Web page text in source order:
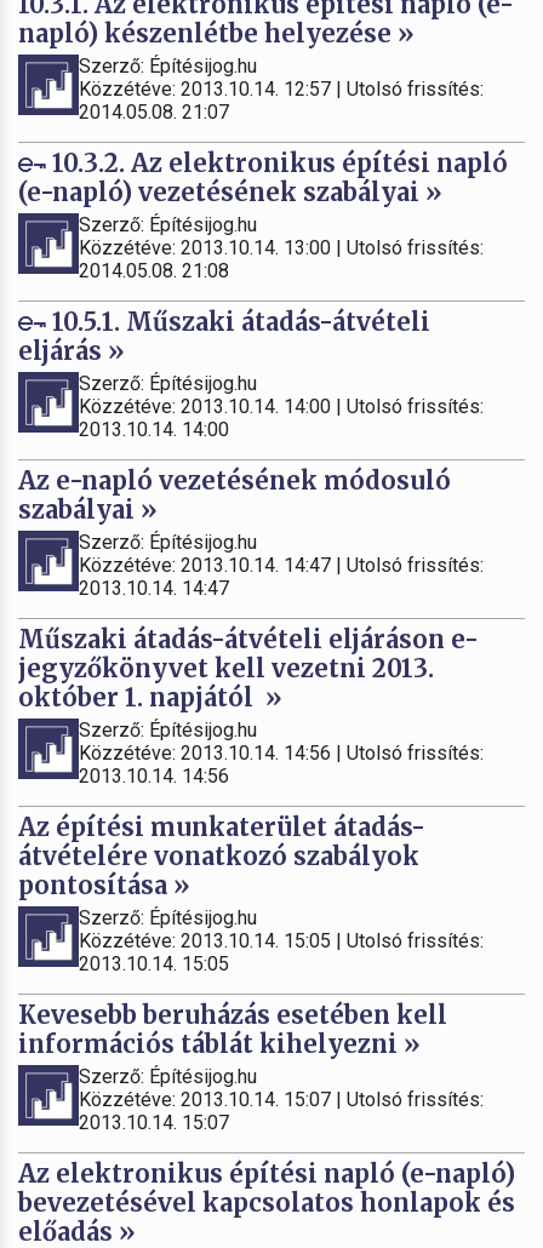
napló) készenlétbe helyezése »
Szerző: Építésijog.hu
Közzétéve: 2013.10.14. 12:57 | Utolsó frissítés:
2014.05.08. 21:07
10.3.2. Az elektronikus építési napló
(e-napló) vezetésének szabályai »
Szerző: Építésijog.hu
Közzétéve: 2013.10.14. 13:00 | Utolsó frissítés:
2014.05.08. 21:08
10.5.1. Műszaki átadás-átvételi
eljárás »
Szerző: Építésijog.hu
Közzétéve: 2013.10.14. 14:00 | Utolsó frissítés:
2013.10.14. 14:00
Az e-napló vezetésének módosuló
szabályai »
Szerző: Építésijog.hu
Közzétéve: 2013.10.14. 14:47 | Utolsó frissítés:
2013.10.14. 14:47
Műszaki átadás-átvételi eljáráson e-
jegyzőkönyvet kell vezetni 2013.
október 1. napjától »
Szerző: Építésijog.hu
Közzétéve: 2013.10.14. 14:56 | Utolsó frissítés:
2013.10.14. 14:56
Az építési munkaterület átadás-
átvételére vonatkozó szabályok
pontosítása »
Szerző: Építésijog.hu
Közzétéve: 2013.10.14. 15:05 | Utolsó frissítés:
2013.10.14. 15:05
Kevesebb beruházás esetében kell
információs táblát kihelyezni »
Szerző: Építésijog.hu
Közzétéve: 2013.10.14. 15:07 | Utolsó frissítés:
2013.10.14. 15:07
Az elektronikus építési napló (e-napló)
bevezetésével kapcsolatos honlapok és
előadás »